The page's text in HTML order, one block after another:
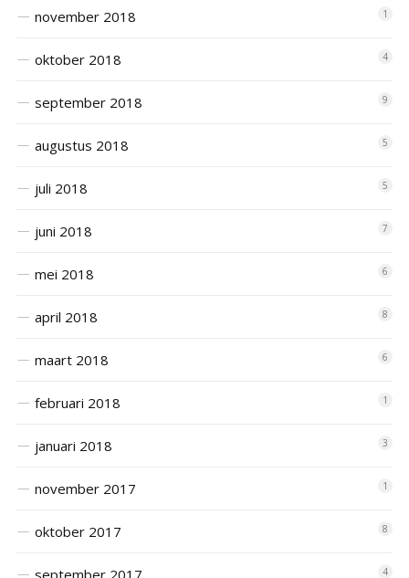
november 2018 1
oktober 2018 4
september 2018 9
augustus 2018 5
juli 2018 5
juni 2018 7
mei 2018 6
april 2018 8
maart 2018 6
februari 2018 1
januari 2018 3
november 2017 1
oktober 2017 8
september 2017 4